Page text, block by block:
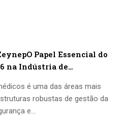
Papel Essencial do
na Indústria de
é uma das áreas mais
robustas de gestão da
e...